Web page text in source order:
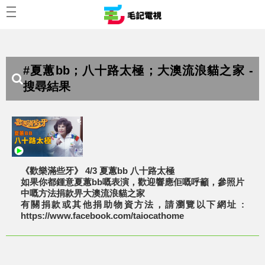
#夏蕙bb；八十路太極；大澳流浪貓之家 -
搜尋結果
《歡樂滿些牙》 4/3 夏蕙bb 八十路太極
如果你都鍾意夏蕙bb嘅表演，歡迎響應佢嘅呼籲，參照片
中嘅方法捐款畀大澳流浪貓之家
有關捐款或其他捐助物資方法，請瀏覽以下網址 :
https://www.facebook.com/taiocathome